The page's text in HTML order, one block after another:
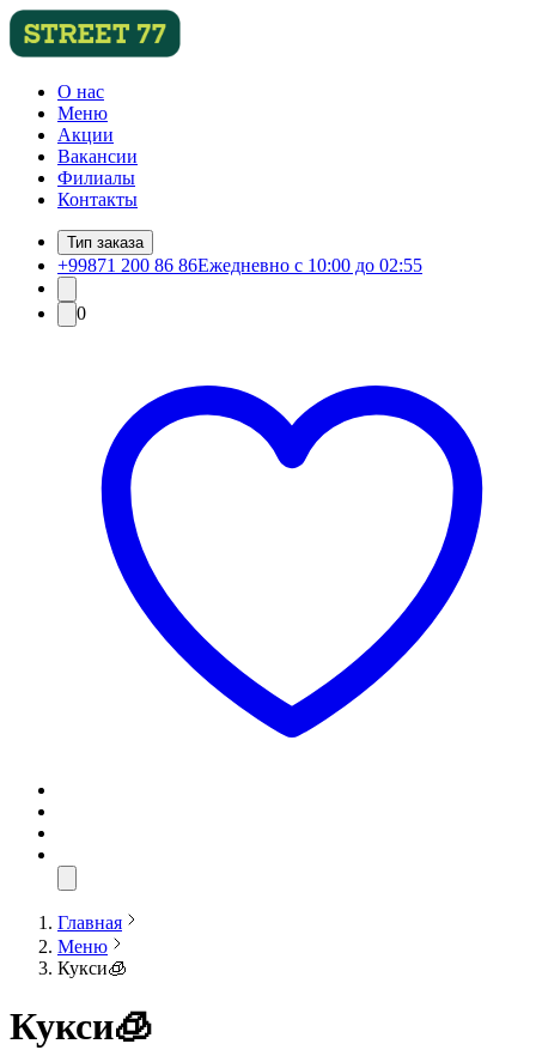
О нас
Меню
Акции
Вакансии
Филиалы
Контакты
Тип заказа
+99871 200 86 86Ежедневно с 10:00 до 02:55
0
Главная
Меню
Кукси🧊
Кукси🧊